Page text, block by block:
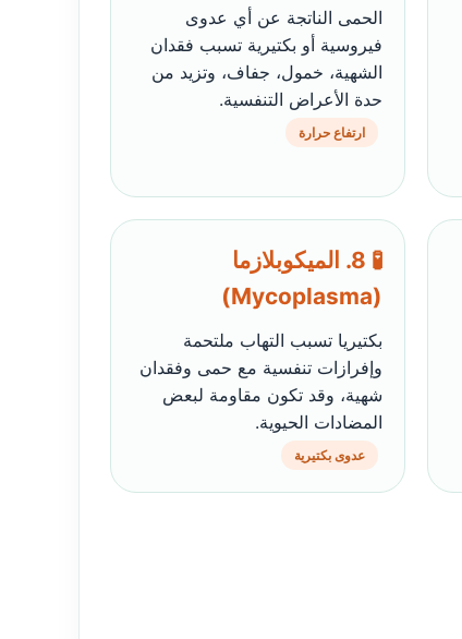
الحمى الناتجة عن أي عدوى
فيروسية أو بكتيرية تسبب فقدان
الشهية، خمول، جفاف، وتزيد من
حدة الأعراض التنفسية.
ارتفاع حرارة
🧪 8. الميكوبلازما
(Mycoplasma)
بكتيريا تسبب التهاب ملتحمة
وإفرازات تنفسية مع حمى وفقدان
شهية، وقد تكون مقاومة لبعض
المضادات الحيوية.
عدوى بكتيرية